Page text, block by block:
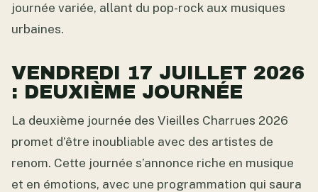
journée variée, allant du pop-rock aux musiques
urbaines.
VENDREDI 17 JUILLET 2026
: DEUXIÈME JOURNÉE
La deuxième journée des Vieilles Charrues 2026
promet d’être inoubliable avec des artistes de
renom. Cette journée s’annonce riche en musique
et en émotions, avec une programmation qui saura